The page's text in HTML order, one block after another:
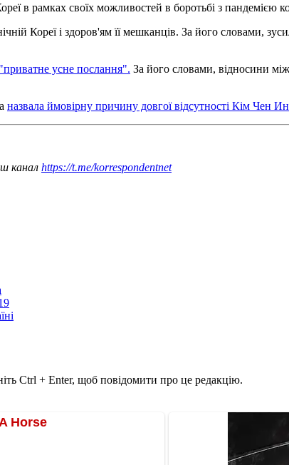
в рамках своїх можливостей в боротьбі з пандемією
Кореї і здоров'ям її мешканців. За його словами,
усне послання". За його словами, відносини
назвала ймовірну причину довгої відсутності Кім Чен
канал https://t.me/korrespondentnet
Ctrl + Enter, щоб повідомити про це редакцію.